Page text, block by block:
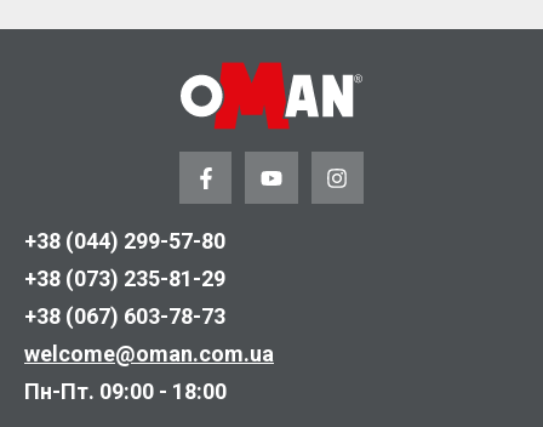
+38 (044) 299-57-80
+38 (073) 235-81-29
+38 (067) 603-78-73
welcome@oman.com.ua
Пн-Пт. 09:00 - 18:00